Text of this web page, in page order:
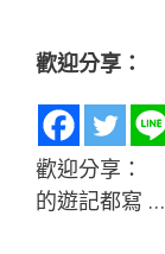
歡迎分享：
歡迎分享：
的遊記都寫 …